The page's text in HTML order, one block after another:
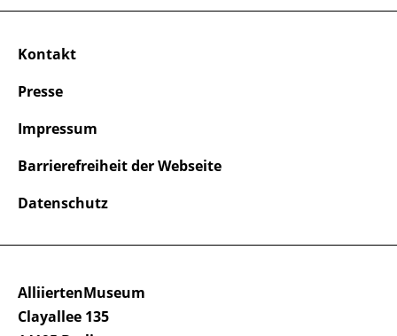
AlliiertenMuseum
Clayallee 135
Kontakt
Presse
Impressum
Barrierefreiheit der Webseite
Datenschutz